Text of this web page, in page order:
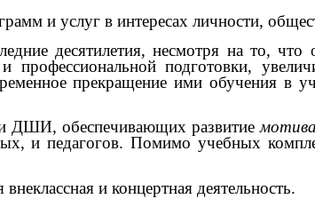
и услуг в интересах личности,
несмотря на то, что
профессиональной подготовки,
прекращение ими обучения в
обеспечивающих развитие
и педагогов. Помимо учебных
внеклассная и концертная деятельность.